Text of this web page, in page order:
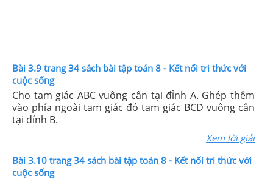
Bài 3.9 trang 34 sách bài tập toán 8 - Kết nối tri thức với
cuộc sống
Cho tam giác ABC vuông cân tại đỉnh A. Ghép thêm
vào phía ngoài tam giác đó tam giác BCD vuông cân
tại đỉnh B.
Xem lời giải
Bài 3.10 trang 34 sách bài tập toán 8 - Kết nối tri thức với
cuộc sống